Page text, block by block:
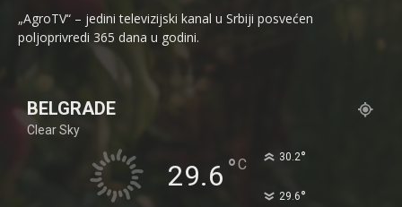
„AgroTV“ – jedini televizijski kanal u Srbiji posvećen
poljoprivredi 365 dana u godini.
BELGRADE
Clear Sky
29.6 °C 30.2°
29.6°